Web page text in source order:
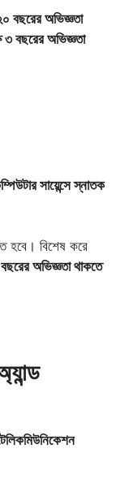
বছরের অভিজ্ঞতা
৩ বছরের অভিজ্ঞতা
সায়েন্সে স্নাতক
হবে। বিশেষ করে
অভিজ্ঞতা থাকতে